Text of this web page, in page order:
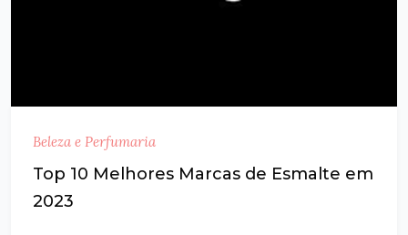
Beleza e Perfumaria
Top 10 Melhores Marcas de Esmalte em
2023